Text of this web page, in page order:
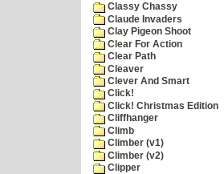
Classy Chassy
Claude Invaders
Clay Pigeon Shoot
Clear For Action
Clear Path
Cleaver
Clever And Smart
Click!
Click! Christmas Edition
Cliffhanger
Climb
Climber (v1)
Climber (v2)
Clipper